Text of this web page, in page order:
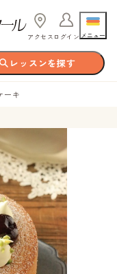
アクセス ログイン メニュー
レッスンを探す
ーキ